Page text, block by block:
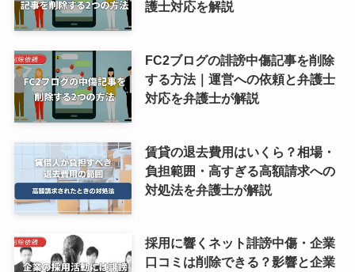
護士対応を解説
FC2ブログの誹謗中傷記事を削除
する方法｜運営への依頼と弁護士
対応を弁護士が解説
賃貸の退去費用はいくら？相場・
負担範囲・高すぎる高額請求への
対処法を弁護士が解説
採用に響くネット誹謗中傷・企業
口コミは削除できる？影響と企業